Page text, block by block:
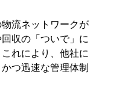
流ネットワークが
収の「ついで」に
れにより、他社に
つ迅速な管理体制